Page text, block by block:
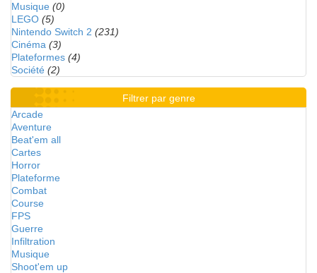
Musique (0)
LEGO (5)
Nintendo Switch 2 (231)
Cinéma (3)
Plateformes (4)
Société (2)
Filtrer par genre
Arcade
Aventure
Beat'em all
Cartes
Horror
Plateforme
Combat
Course
FPS
Guerre
Infiltration
Musique
Shoot'em up